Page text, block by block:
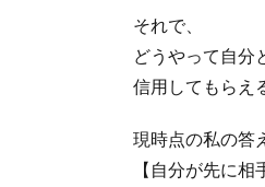
それで、
どうやって自分
信用してもらえ
現時点の私の答
【自分が先に